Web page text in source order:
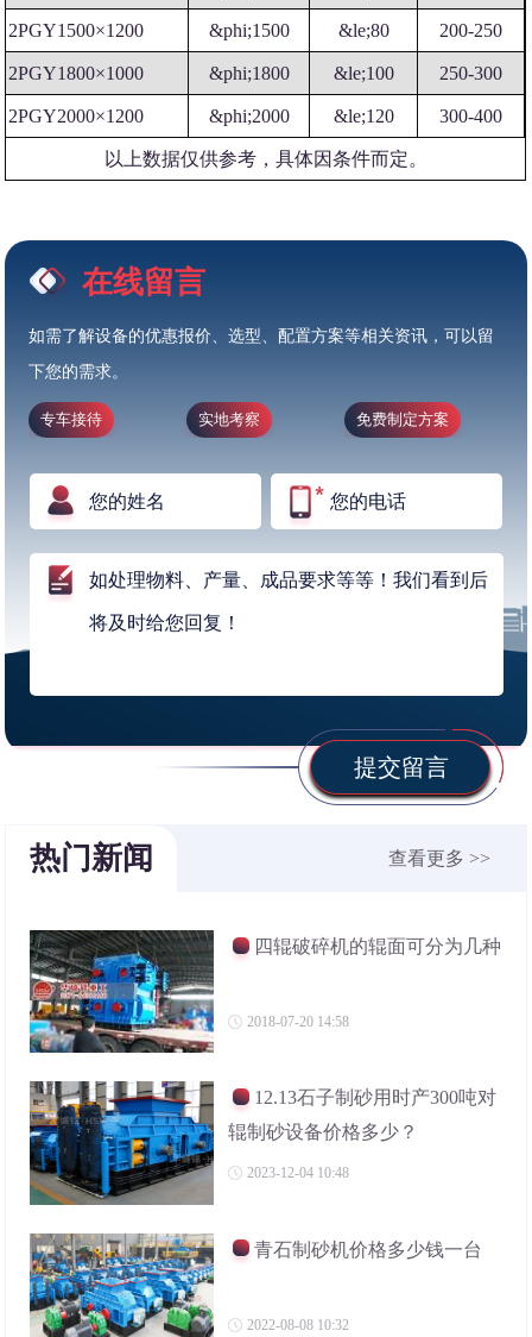
2PGY1500×1200 &phi;1500 &le;80 200-250
2PGY1800×1000 &phi;1800 &le;100 250-300
2PGY2000×1200 &phi;2000 &le;120 300-400
以上数据仅供参考，具体因条件而定。
在线留言
如需了解设备的优惠报价、选型、配置方案等相关资讯，可以留
下您的需求。
专车接待 实地考察 免费制定方案
提交留言
热门新闻 查看更多 >>
四辊破碎机的辊面可分为几种
2018-07-20 14:58
12.13石子制砂用时产300吨对
辊制砂设备价格多少？
2023-12-04 10:48
青石制砂机价格多少钱一台
2022-08-08 10:32